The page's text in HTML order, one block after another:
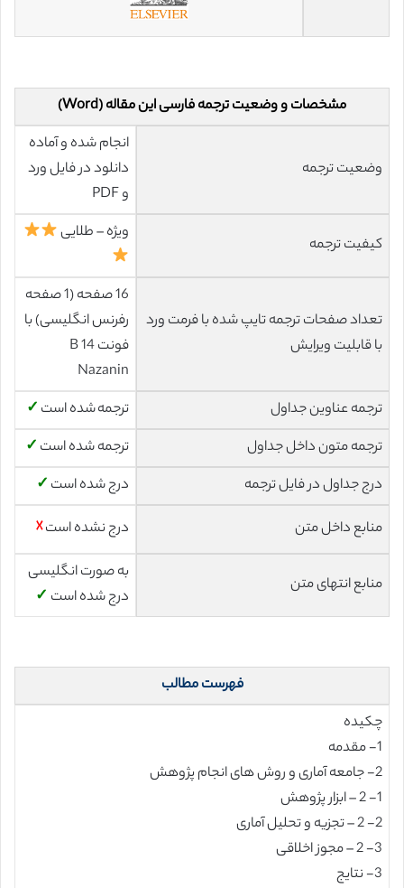
مشخصات و وضعیت ترجمه فارسی این مقاله (Word)
وضعیت ترجمه
انجام شده و آماده
دانلود در فایل ورد
و PDF
کیفیت ترجمه
ویژه – طلایی
تعداد صفحات ترجمه تایپ شده با فرمت ورد
با قابلیت ویرایش
16 صفحه (1 صفحه
رفرنس انگلیسی) با
فونت 14 B
Nazanin
ترجمه عناوین جداول
ترجمه شده است ✓
ترجمه متون داخل جداول
ترجمه شده است ✓
درج جداول در فایل ترجمه
درج شده است ✓
منابع داخل متن
درج نشده است☓
منابع انتهای متن
به صورت انگلیسی
درج شده است ✓
فهرست مطالب
چکیده
1- مقدمه
2- جامعه آماری و روش های انجام پژوهش
1- 2 – ابزار پژوهش
2- 2 – تجزیه و تحلیل آماری
3- 2 – مجوز اخلاقی
3- نتایج